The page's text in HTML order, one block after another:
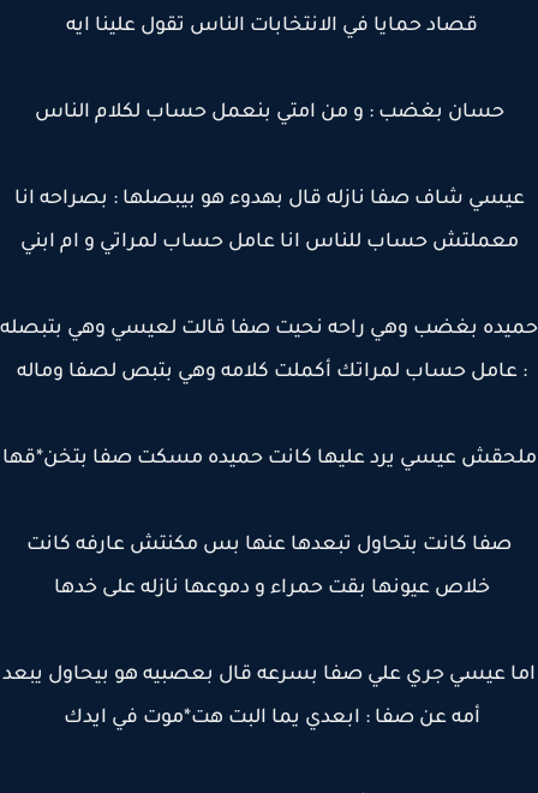
قصاد حمايا في الانتخابات الناس تقول علينا ايه
حسان بغضب : و من امتي بنعمل حساب لكلام الناس
شاف صفا نازله قال بهدوء هو بيبصلها : بصراحه انا
حساب للناس انا عامل حساب لمراتي و ام ابني
بغضب وهي راحه نحيت صفا قالت لعيسي وهي بتبصله
حساب لمراتك أكملت كلامه وهي بتبص لصفا وماله
عيسي يرد عليها كانت حميده مسكت صفا بتخن*قها
صفا كانت بتحاول تبعدها عنها بس مكنتش عارفه كانت
خلاص عيونها بقت حمراء و دموعها نازله على خدها
عيسي جري علي صفا بسرعه قال بعصبيه هو بيحاول يبعد
أمه عن صفا : ابعدي يما البت هت*موت في ايدك